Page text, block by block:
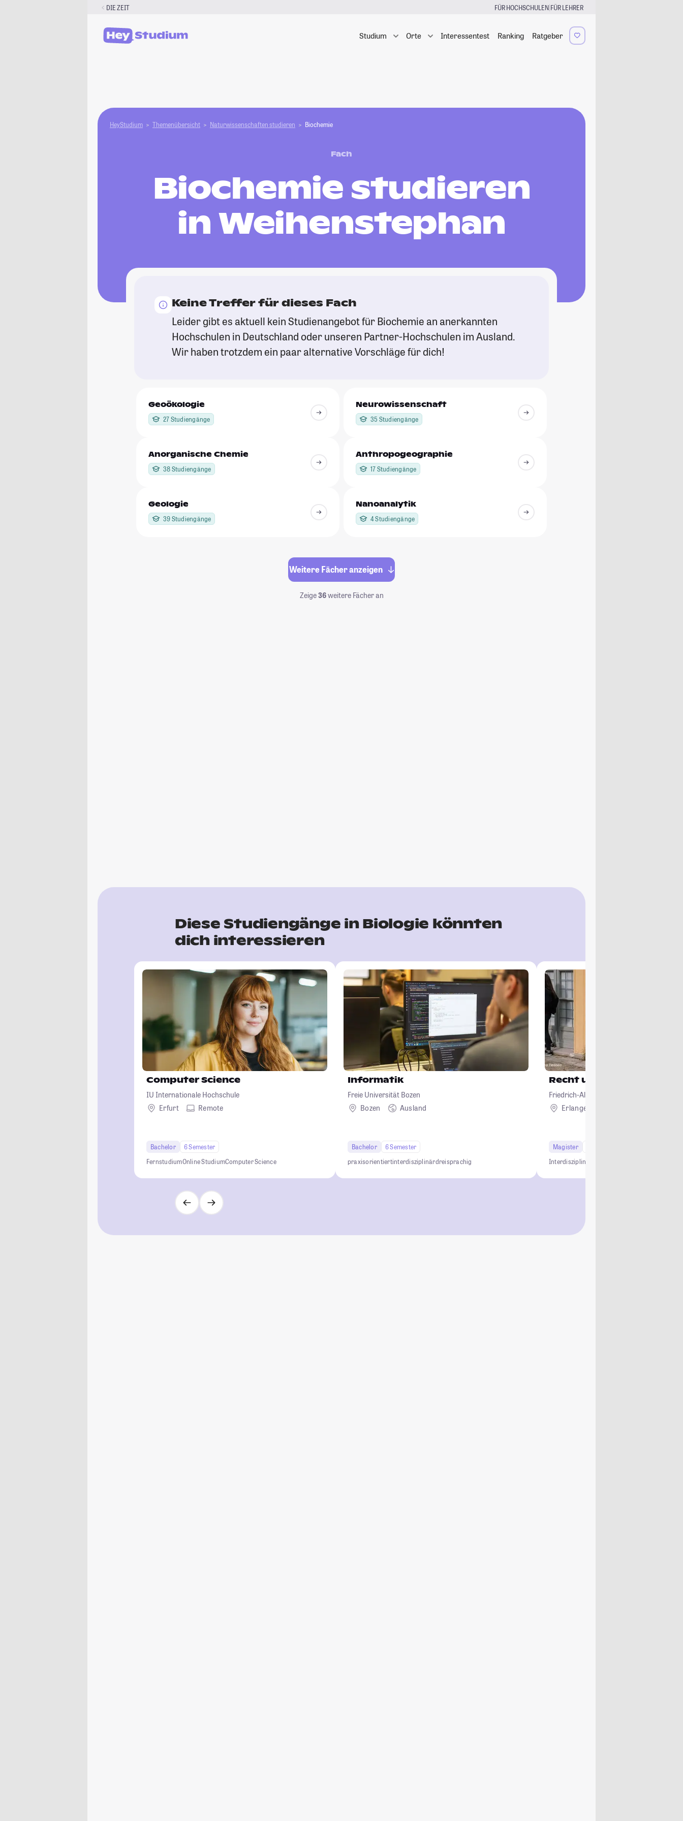
DIE ZEIT FÜR HOCHSCHULEN|FÜR LEHRER
Studium Orte Interessentest Ranking Ratgeber
HeyStudium Themenübersicht Natur­wissenschaften studieren Biochemie
Fach
Biochemie studieren
in Weihenstephan
Keine Treffer für dieses Fach
Leider gibt es aktuell kein Studienangebot für Biochemie an anerkannten
Hochschulen in Deutschland oder unseren Partner-Hochschulen im Ausland.
Wir haben trotzdem ein paar alternative Vorschläge für dich!
Geoökologie
27 Studiengänge
Neurowissenschaft
35 Studiengänge
Anorganische Chemie
38 Studiengänge
Anthropogeographie
17 Studiengänge
Geologie
39 Studiengänge
Nanoanalytik
4 Studiengänge
Weitere Fächer anzeigen
Zeige36weitere Fächer an
Diese Studiengänge in Biologie könnten
dich interessieren
Computer Science
IU Internationale Hochschule
Erfurt
Remote
Bachelor
6 Semester
FernstudiumOnline StudiumComputer Science
Informatik
Freie Universität Bozen
Bozen
Ausland
Bachelor
6 Semester
praxisorientiertinterdisziplinärdreisprachig
Recht und Informatik
Friedrich-Alexander-Universität
Erlangen
Magister
Interdisziplinär